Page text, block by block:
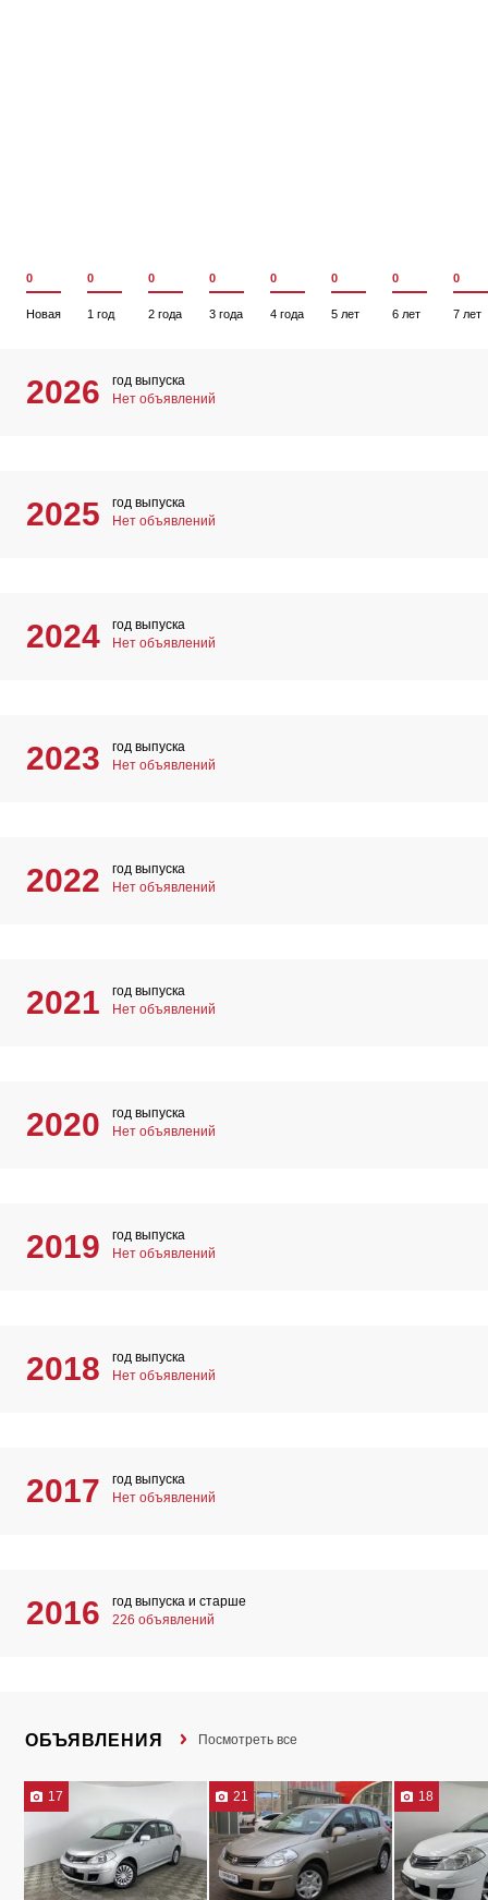
0
Новая
0
1 год
0
2 года
0
3 года
0
4 года
0
5 лет
0
6 лет
0
7 лет
2026
год выпуска
Нет объявлений
2025
год выпуска
Нет объявлений
2024
год выпуска
Нет объявлений
2023
год выпуска
Нет объявлений
2022
год выпуска
Нет объявлений
2021
год выпуска
Нет объявлений
2020
год выпуска
Нет объявлений
2019
год выпуска
Нет объявлений
2018
год выпуска
Нет объявлений
2017
год выпуска
Нет объявлений
2016
год выпуска и старше
226 объявлений
ОБЪЯВЛЕНИЯ Посмотреть все
17 21 18